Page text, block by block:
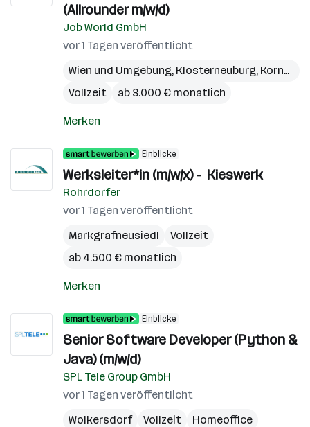
(Allrounder m/w/d)
Job World GmbH
vor 1 Tagen veröffentlicht
Wien und Umgebung, Klosterneuburg, Korneuburg
Vollzeit
ab 3.000 € monatlich
Merken
Einblicke
Werksleiter*in (m/w/x) - Kieswerk
Rohrdorfer
vor 1 Tagen veröffentlicht
Markgrafneusiedl
Vollzeit
ab 4.500 € monatlich
Merken
Einblicke
Senior Software Developer (Python &
Java) (m/w/d)
SPL Tele Group GmbH
vor 1 Tagen veröffentlicht
Wolkersdorf
Vollzeit
Homeoffice